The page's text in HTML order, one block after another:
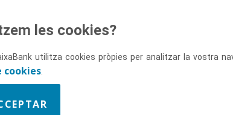
les cookies?
utilitza cookies pròpies per analitzar la vostra
cookies.